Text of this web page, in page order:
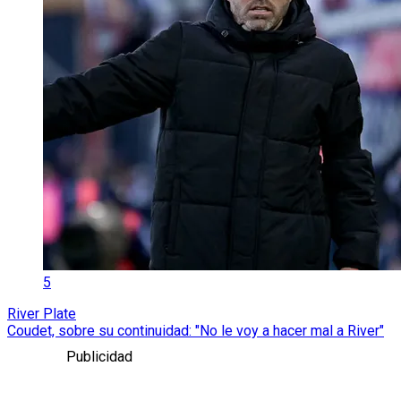
5
River Plate
Coudet, sobre su continuidad: "No le voy a hacer mal a River"
Publicidad